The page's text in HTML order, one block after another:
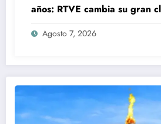
años: RTVE cambia su gran
Agosto 7, 2026